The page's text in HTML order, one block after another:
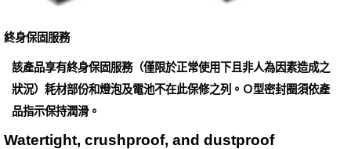
終身保固服務
該產品享有終身保固服務（僅限於正常使用下且非人為因素造成之
狀況）耗材部份和燈泡及電池不在此保修之列。Ｏ型密封圈須依產
品指示保持潤滑。
Watertight, crushproof, and dustproof